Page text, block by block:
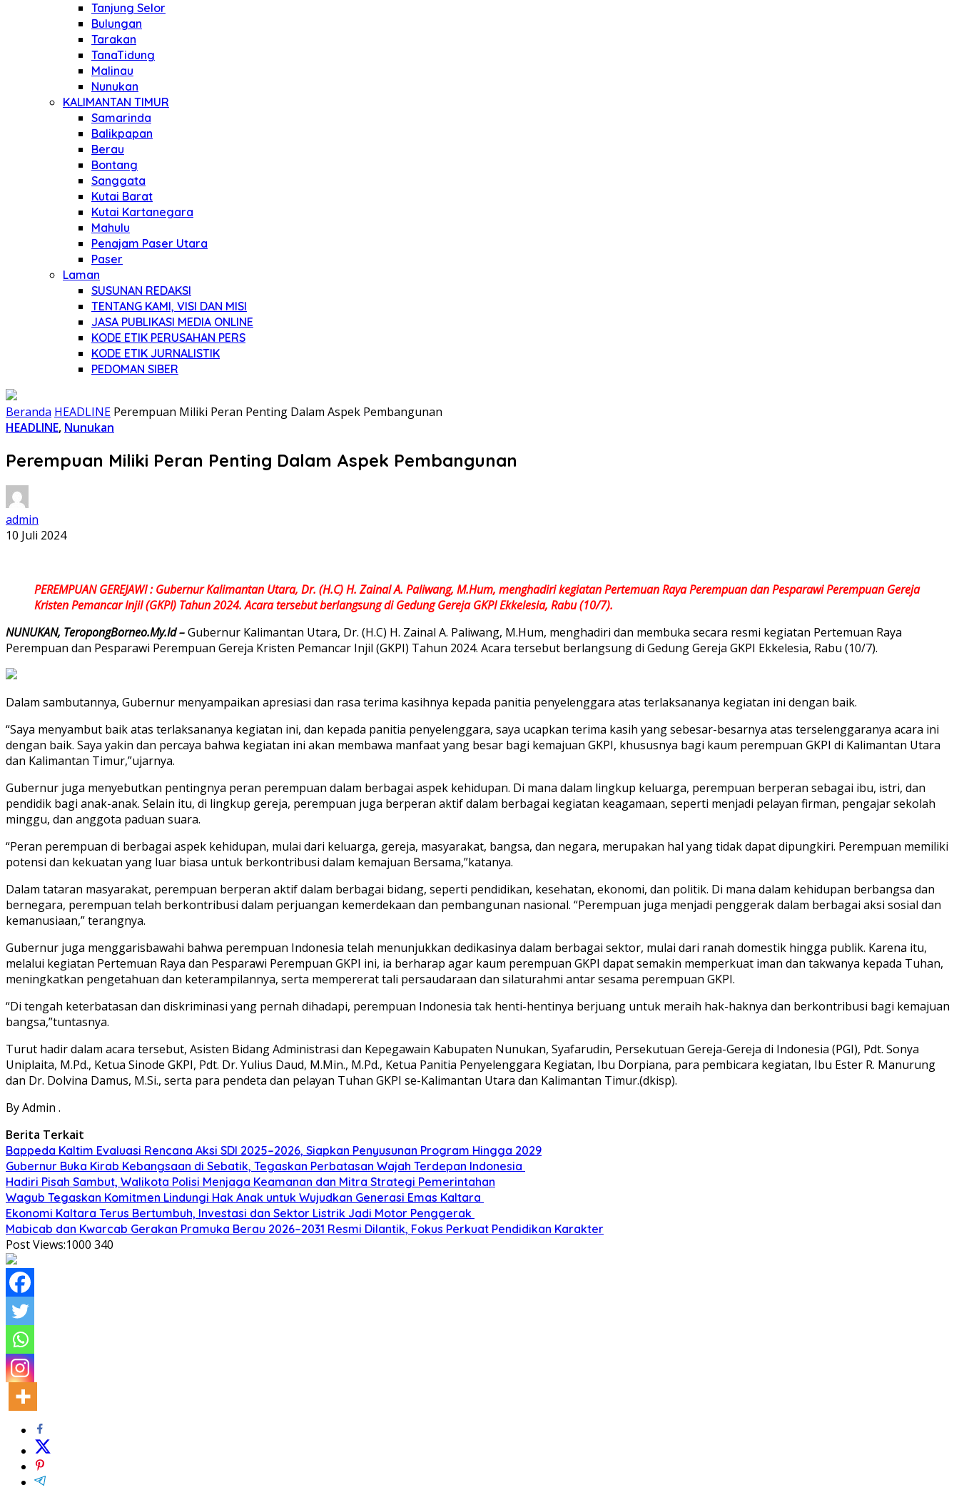
Tanjung Selor
Bulungan
Tarakan
TanaTidung
Malinau
Nunukan
KALIMANTAN TIMUR
Samarinda
Balikpapan
Berau
Bontang
Sanggata
Kutai Barat
Kutai Kartanegara
Mahulu
Penajam Paser Utara
Paser
Laman
SUSUNAN REDAKSI
TENTANG KAMI, VISI DAN MISI
JASA PUBLIKASI MEDIA ONLINE
KODE ETIK PERUSAHAN PERS
KODE ETIK JURNALISTIK
PEDOMAN SIBER
Beranda HEADLINE Perempuan Miliki Peran Penting Dalam Aspek Pembangunan
HEADLINE, Nunukan
Perempuan Miliki Peran Penting Dalam Aspek Pembangunan
admin
10 Juli 2024
PEREMPUAN GEREJAWI : Gubernur Kalimantan Utara, Dr. (H.C) H. Zainal A. Paliwang, M.Hum, menghadiri kegiatan Pertemuan Raya Perempuan dan Pesparawi Perempuan Gereja
Kristen Pemancar Injil (GKPI) Tahun 2024. Acara tersebut berlangsung di Gedung Gereja GKPI Ekkelesia, Rabu (10/7).
NUNUKAN, TeropongBorneo.My.Id –Gubernur Kalimantan Utara, Dr. (H.C) H. Zainal A. Paliwang, M.Hum, menghadiri dan membuka secara resmi kegiatan Pertemuan Raya
Perempuan dan Pesparawi Perempuan Gereja Kristen Pemancar Injil (GKPI) Tahun 2024. Acara tersebut berlangsung di Gedung Gereja GKPI Ekkelesia, Rabu (10/7).
Dalam sambutannya, Gubernur menyampaikan apresiasi dan rasa terima kasihnya kepada panitia penyelenggara atas terlaksananya kegiatan ini dengan baik.
“Saya menyambut baik atas terlaksananya kegiatan ini, dan kepada panitia penyelenggara, saya ucapkan terima kasih yang sebesar-besarnya atas terselenggaranya acara ini
dengan baik. Saya yakin dan percaya bahwa kegiatan ini akan membawa manfaat yang besar bagi kemajuan GKPI, khususnya bagi kaum perempuan GKPI di Kalimantan Utara
dan Kalimantan Timur,”ujarnya.
Gubernur juga menyebutkan pentingnya peran perempuan dalam berbagai aspek kehidupan. Di mana dalam lingkup keluarga, perempuan berperan sebagai ibu, istri, dan
pendidik bagi anak-anak. Selain itu, di lingkup gereja, perempuan juga berperan aktif dalam berbagai kegiatan keagamaan, seperti menjadi pelayan firman, pengajar sekolah
minggu, dan anggota paduan suara.
“Peran perempuan di berbagai aspek kehidupan, mulai dari keluarga, gereja, masyarakat, bangsa, dan negara, merupakan hal yang tidak dapat dipungkiri. Perempuan memiliki
potensi dan kekuatan yang luar biasa untuk berkontribusi dalam kemajuan Bersama,”katanya.
Dalam tataran masyarakat, perempuan berperan aktif dalam berbagai bidang, seperti pendidikan, kesehatan, ekonomi, dan politik. Di mana dalam kehidupan berbangsa dan
bernegara, perempuan telah berkontribusi dalam perjuangan kemerdekaan dan pembangunan nasional. “Perempuan juga menjadi penggerak dalam berbagai aksi sosial dan
kemanusiaan,” terangnya.
Gubernur juga menggarisbawahi bahwa perempuan Indonesia telah menunjukkan dedikasinya dalam berbagai sektor, mulai dari ranah domestik hingga publik. Karena itu,
melalui kegiatan Pertemuan Raya dan Pesparawi Perempuan GKPI ini, ia berharap agar kaum perempuan GKPI dapat semakin memperkuat iman dan takwanya kepada Tuhan,
meningkatkan pengetahuan dan keterampilannya, serta mempererat tali persaudaraan dan silaturahmi antar sesama perempuan GKPI.
“Di tengah keterbatasan dan diskriminasi yang pernah dihadapi, perempuan Indonesia tak henti-hentinya berjuang untuk meraih hak-haknya dan berkontribusi bagi kemajuan
bangsa,”tuntasnya.
Turut hadir dalam acara tersebut, Asisten Bidang Administrasi dan Kepegawain Kabupaten Nunukan, Syafarudin, Persekutuan Gereja-Gereja di Indonesia (PGI), Pdt. Sonya
Uniplaita, M.Pd., Ketua Sinode GKPI, Pdt. Dr. Yulius Daud, M.Min., M.Pd., Ketua Panitia Penyelenggara Kegiatan, Ibu Dorpiana, para pembicara kegiatan, Ibu Ester R. Manurung
dan Dr. Dolvina Damus, M.Si., serta para pendeta dan pelayan Tuhan GKPI se-Kalimantan Utara dan Kalimantan Timur.(dkisp).
By Admin .
Berita Terkait
Bappeda Kaltim Evaluasi Rencana Aksi SDI 2025–2026, Siapkan Penyusunan Program Hingga 2029
Gubernur Buka Kirab Kebangsaan di Sebatik, Tegaskan Perbatasan Wajah Terdepan Indonesia
Hadiri Pisah Sambut, Walikota Polisi Menjaga Keamanan dan Mitra Strategi Pemerintahan
Wagub Tegaskan Komitmen Lindungi Hak Anak untuk Wujudkan Generasi Emas Kaltara
Ekonomi Kaltara Terus Bertumbuh, Investasi dan Sektor Listrik Jadi Motor Penggerak
Mabicab dan Kwarcab Gerakan Pramuka Berau 2026–2031 Resmi Dilantik, Fokus Perkuat Pendidikan Karakter
Post Views:1000 340